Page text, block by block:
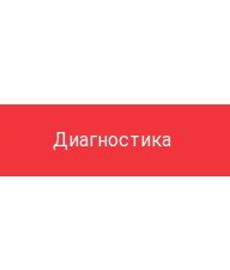
Диагностика